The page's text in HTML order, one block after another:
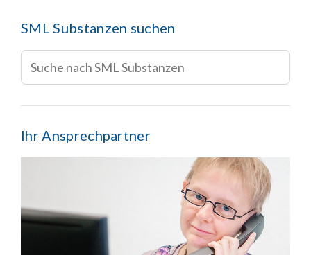
SML Substanzen suchen
Ihr Ansprechpartner